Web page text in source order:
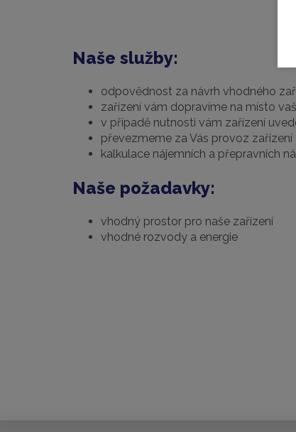
Naše služby:
odpovědnost za návrh vhodného
zařízení vám dopravíme na místo
v případě nutnosti vám zařízení
převezmeme za Vás provoz zařízení
kalkulace nájemních a přepravních
Naše požadavky:
vhodný prostor pro naše zařízení
vhodné rozvody a energie